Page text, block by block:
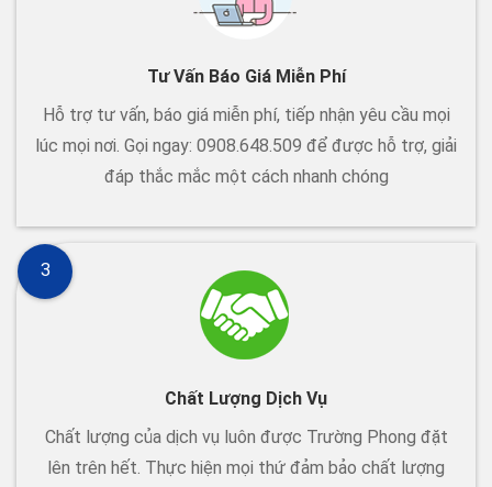
Tư Vấn Báo Giá Miễn Phí
Hỗ trợ tư vấn, báo giá miễn phí, tiếp nhận yêu cầu mọi
lúc mọi nơi. Gọi ngay: 0908.648.509 để được hỗ trợ, giải
đáp thắc mắc một cách nhanh chóng
Chất Lượng Dịch Vụ
Chất lượng của dịch vụ luôn được Trường Phong đặt
lên trên hết. Thực hiện mọi thứ đảm bảo chất lượng
3